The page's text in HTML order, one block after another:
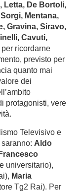
Letta, De Bortoli,
Mentana,
Gravina, Siravo,
Cavuti,
per ricordarne
previsto per
quanto mai
dei
protagonisti, vere
Televisivo e
Aldo
Francesco
universitario),
Maria
Tg2 Rai). Per